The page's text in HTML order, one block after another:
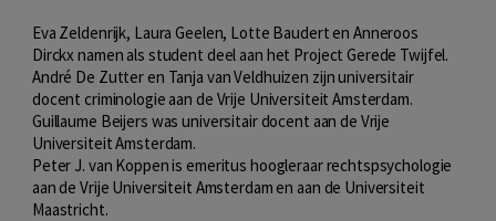
Eva Zeldenrijk, Laura Geelen, Lotte Baudert en Anneroos
Dirckx namen als student deel aan het Project Gerede Twijfel.
André De Zutter en Tanja van Veldhuizen zijn universitair
docent criminologie aan de Vrije Universiteit Amsterdam.
Guillaume Beijers was universitair docent aan de Vrije
Universiteit Amsterdam.
Peter J. van Koppen is emeritus hoogleraar rechtspsychologie
aan de Vrije Universiteit Amsterdam en aan de Universiteit
Maastricht.